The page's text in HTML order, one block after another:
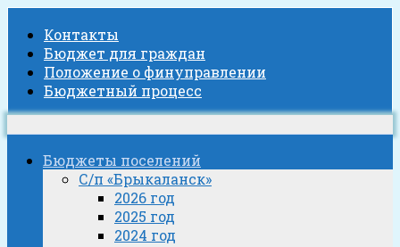
Контакты
Бюджет для граждан
Положение о финуправлении
Бюджетный процесс
Бюджеты поселений
С/п «Брыкаланск»
2026 год
2025 год
2024 год